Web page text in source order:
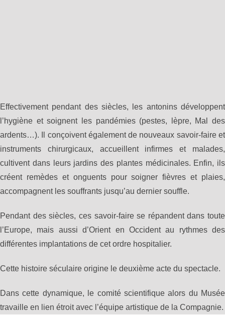
Effectivement pendant des siècles, les antonins développent
l’hygiène et soignent les pandémies (pestes, lèpre, Mal des
ardents…). Il conçoivent également de nouveaux savoir-faire et
instruments chirurgicaux, accueillent infirmes et malades,
cultivent dans leurs jardins des plantes médicinales. Enfin, ils
créent remèdes et onguents pour soigner fièvres et plaies,
accompagnent les souffrants jusqu’au dernier souffle.
Pendant des siècles, ces savoir-faire se répandent dans toute
l’Europe, mais aussi d’Orient en Occident au rythmes des
différentes implantations de cet ordre hospitalier.
Cette histoire séculaire origine le deuxième acte du spectacle.
Dans cette dynamique, le comité scientifique alors du Musée
travaille en lien étroit avec l’équipe artistique de la Compagnie.